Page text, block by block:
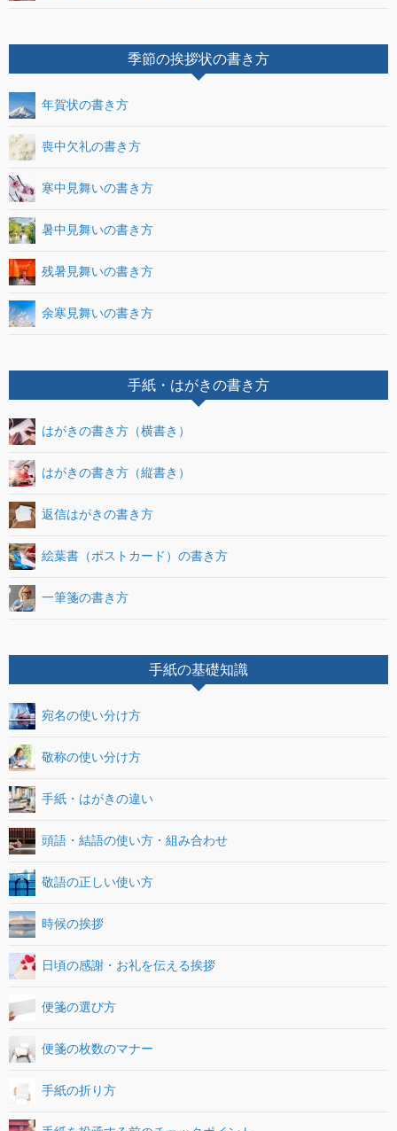
季節の挨拶状の書き方
年賀状の書き方
喪中欠礼の書き方
寒中見舞いの書き方
暑中見舞いの書き方
残暑見舞いの書き方
余寒見舞いの書き方
手紙・はがきの書き方
はがきの書き方（横書き）
はがきの書き方（縦書き）
返信はがきの書き方
絵葉書（ポストカード）の書き方
一筆箋の書き方
手紙の基礎知識
宛名の使い分け方
敬称の使い分け方
手紙・はがきの違い
頭語・結語の使い方・組み合わせ
敬語の正しい使い方
時候の挨拶
日頃の感謝・お礼を伝える挨拶
便箋の選び方
便箋の枚数のマナー
手紙の折り方